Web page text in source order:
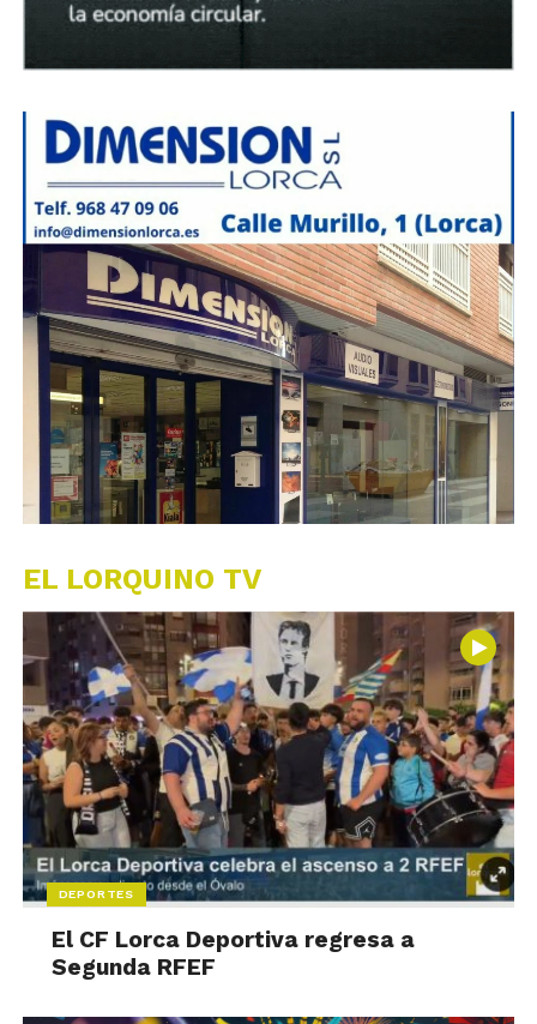
EL LORQUINO TV
DEPORTES
El CF Lorca Deportiva regresa a
Segunda RFEF